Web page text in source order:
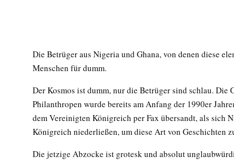
Die Betrüger aus Nigeria und Ghana, von denen diese
Menschen für dumm.
Der Kosmos ist dumm, nur die Betrüger sind schlau. Die
Philanthropen wurde bereits am Anfang der 1990er
dem Vereinigten Königreich per Fax übersandt, als sich
Königreich niederließen, um diese Art von Geschichten
Die jetzige Abzocke ist grotesk und absolut